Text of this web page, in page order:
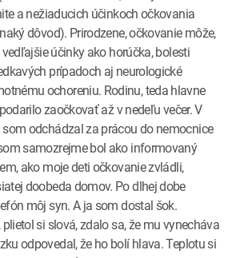
a nežiaducich účinkoch očkovania
dôvod). Prirodzene, očkovanie môže,
účinky ako horúčka, bolesti
prípadoch aj neurologické
ochoreniu. Rodinu, teda hlavne
zaočkovať až v nedeľu večer. V
odchádzal za prácou do nemocnice
samozrejme bol ako informovaný
ako moje deti očkovanie zvládli,
doobeda domov. Po dlhej dobe
môj syn. A ja som dostal šok.
si slová, zdalo sa, že mu vynecháva
odpovedal, že ho bolí hlava. Teplotu si